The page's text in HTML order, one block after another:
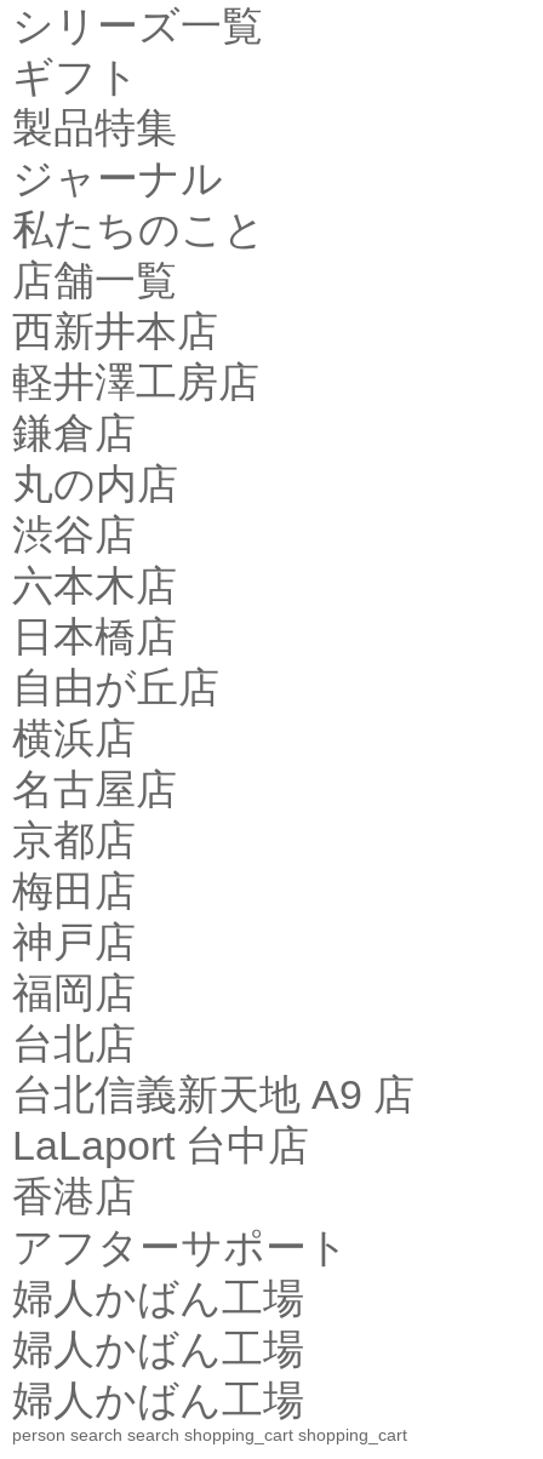
シリーズ一覧
ギフト
製品特集
ジャーナル
私たちのこと
店舗一覧
西新井本店
軽井澤工房店
鎌倉店
丸の内店
渋谷店
六本木店
日本橋店
自由が丘店
横浜店
名古屋店
京都店
梅田店
神戸店
福岡店
台北店
台北信義新天地 A9 店
LaLaport 台中店
香港店
アフターサポート
婦人かばん工場
婦人かばん工場
婦人かばん工場
person search search shopping_cart shopping_cart